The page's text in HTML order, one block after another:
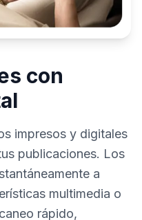
con
impresos y digitales
publicaciones. Los
a
multimedia o
rápido,